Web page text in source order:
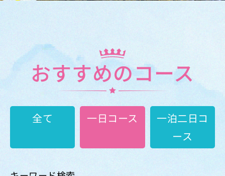
おすすめのコース
全て 一日コース
一泊二日コ
ース